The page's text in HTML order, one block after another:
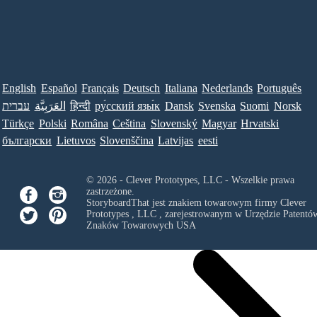
English Español Français Deutsch Italiana Nederlands Português
עברית العَرَبِيَّة हिन्दी ру́сский язы́к Dansk Svenska Suomi Norsk
Türkçe Polski Româna Ceština Slovenský Magyar Hrvatski
български Lietuvos Slovenščina Latvijas eesti
© 2026 - Clever Prototypes, LLC - Wszelkie prawa
zastrzeżone.
StoryboardThat jest znakiem towarowym firmy Clever
Prototypes , LLC, zarejestrowanym w Urzędzie
Znaków Towarowych USA